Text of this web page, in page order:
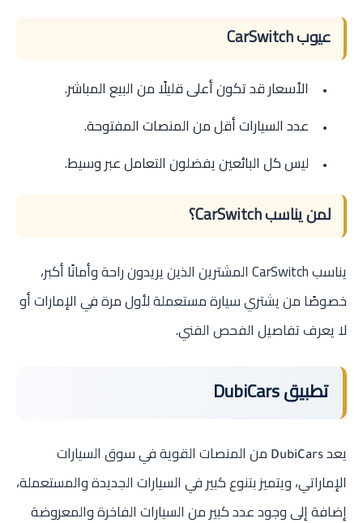
عيوب CarSwitch
الأسعار قد تكون أعلى قليلًا من البيع المباشر.
عدد السيارات أقل من المنصات المفتوحة.
ليس كل البائعين يفضلون التعامل عبر وسيط.
لمن يناسب CarSwitch؟
يناسب CarSwitch المشترين الذين يريدون راحة وأمانًا أكبر،
خصوصًا من يشتري سيارة مستعملة لأول مرة في الإمارات أو
لا يعرف تفاصيل الفحص الفني.
تطبيق DubiCars
يعد DubiCars من المنصات القوية في سوق السيارات
الإماراتي، ويتميز بتنوع كبير في السيارات الجديدة والمستعملة،
إضافة إلى وجود عدد كبير من السيارات الفاخرة والمعروضة